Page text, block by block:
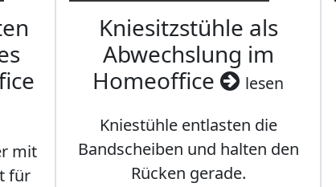
mit
für
Kniesitzstühle als
Abwechslung im
Homeoffice
lesen
Kniestühle entlasten die
Bandscheiben und halten den
Rücken gerade.